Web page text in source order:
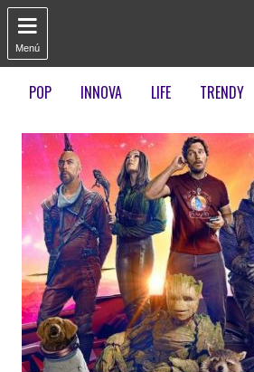

Menú
POP INNOVA LIFE TRENDY